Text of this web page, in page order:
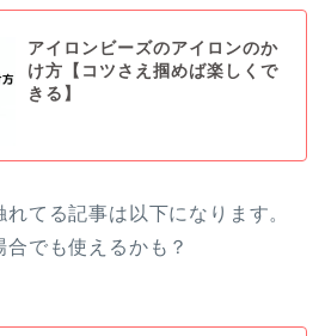
アイロンビーズのアイロンのか
け方【コツさえ掴めば楽しくで
きる】
てる記事は以下になります。
でも使えるかも？